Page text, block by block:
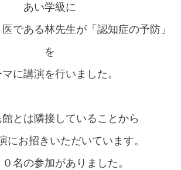
あい学級に
である林先生が「認知症の予防」
を
に講演を行いました。
とは隣接していることから
にお招きいただいています。
名の参加がありました。